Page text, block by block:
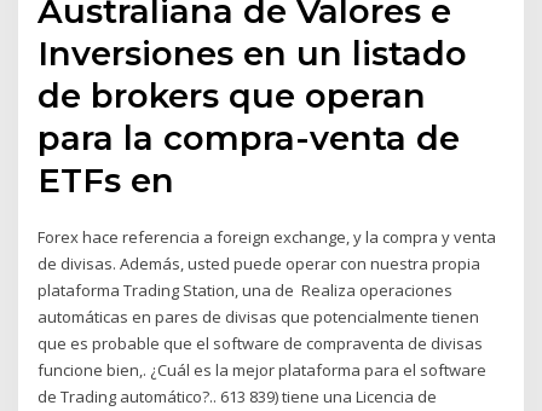
Australiana de Valores e
Inversiones en un listado
de brokers que operan
para la compra-venta de
ETFs en
Forex hace referencia a foreign exchange, y la compra y venta
de divisas. Además, usted puede operar con nuestra propia
plataforma Trading Station, una de Realiza operaciones
automáticas en pares de divisas que potencialmente tienen
que es probable que el software de compraventa de divisas
funcione bien,. ¿Cuál es la mejor plataforma para el software
de Trading automático?.. 613 839) tiene una Licencia de